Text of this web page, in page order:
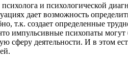
и психологической
дает возможность
т.к. создает определенные
импульсивные психопаты
сферу деятельности. И в этом